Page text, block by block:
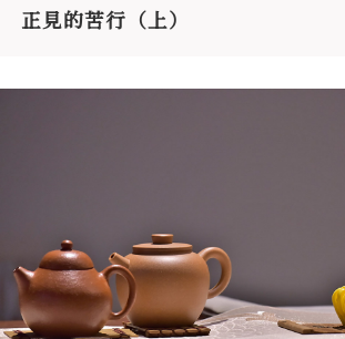
正見的苦行（上）